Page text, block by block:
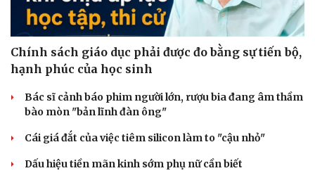
Làm đẹp - giảm cân
Phòng mạch online
Ăn sạch sống khỏe
Chính sách giáo dục phải được đo bằng sự tiến bộ,
hạnh phúc của học sinh
Bác sĩ cảnh báo phim người lớn, rượu bia đang âm thầm
bào mòn "bản lĩnh đàn ông"
Cái giá đắt của việc tiêm silicon làm to "cậu nhỏ"
Dấu hiệu tiền mãn kinh sớm phụ nữ cần biết